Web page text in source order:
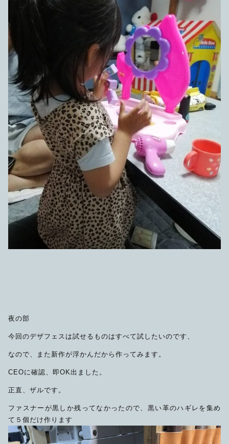
夜の部
今回のデザフェスは試せるものはすべて試したいのです、
なので、また新作が浮かんだから作ってみます。
CEOに確認、即OK出ました。
正直、ザルです。
ファスナーが黒しか残ってなかったので、黒い革のハギレを集め
て５個だけ作ります